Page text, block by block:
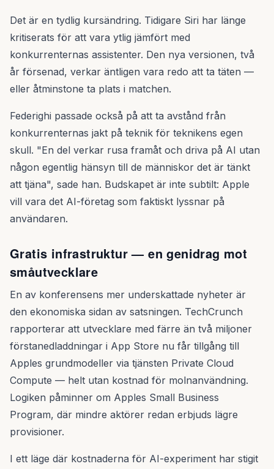
Det är en tydlig kursändring. Tidigare Siri har länge
kritiserats för att vara ytlig jämfört med
konkurrenternas assistenter. Den nya versionen, två
år försenad, verkar äntligen vara redo att ta täten —
eller åtminstone ta plats i matchen.
Federighi passade också på att ta avstånd från
konkurrenternas jakt på teknik för teknikens egen
skull. "En del verkar rusa framåt och driva på AI utan
någon egentlig hänsyn till de människor det är tänkt
att tjäna", sade han. Budskapet är inte subtilt: Apple
vill vara det AI-företag som faktiskt lyssnar på
användaren.
Gratis infrastruktur — en genidrag mot
småutvecklare
En av konferensens mer underskattade nyheter är
den ekonomiska sidan av satsningen. TechCrunch
rapporterar att utvecklare med färre än två miljoner
förstanedladdningar i App Store nu får tillgång till
Apples grundmodeller via tjänsten Private Cloud
Compute — helt utan kostnad för molnanvändning.
Logiken påminner om Apples Small Business
Program, där mindre aktörer redan erbjuds lägre
provisioner.
I ett läge där kostnaderna för AI-experiment har stigit